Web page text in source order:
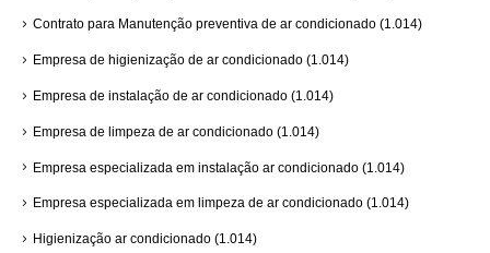
Contrato para Manutenção preventiva de ar condicionado (1.014)
Empresa de higienização de ar condicionado (1.014)
Empresa de instalação de ar condicionado (1.014)
Empresa de limpeza de ar condicionado (1.014)
Empresa especializada em instalação ar condicionado (1.014)
Empresa especializada em limpeza de ar condicionado (1.014)
Higienização ar condicionado (1.014)